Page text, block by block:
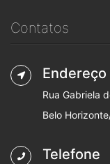
Contatos
Endereço
Rua Gabriela
Belo
Telefone